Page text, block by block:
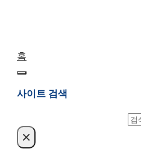
홈
사이트 검색
검
×